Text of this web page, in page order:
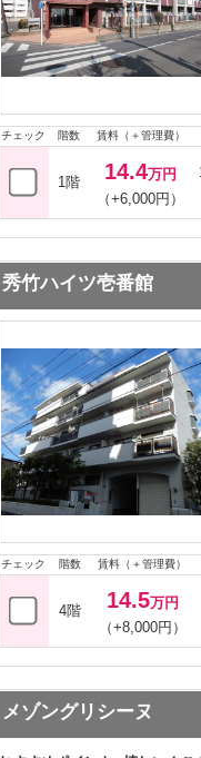
チェック 階数 賃料（＋管理費）
1階 14.4万円
（+6,000円）
秀竹ハイツ壱番館
チェック 階数 賃料（＋管理費）
4階 14.5万円
（+8,000円）
メゾングリシーヌ